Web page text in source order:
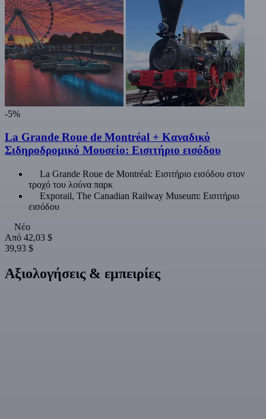
-5%
La Grande Roue de Montréal + Καναδικό
Σιδηροδρομικό Μουσείο: Εισιτήριο εισόδου
La Grande Roue de Montréal: Εισιτήριο εισόδου στον
τροχό του λούνα παρκ
Exporail, The Canadian Railway Museum: Εισιτήριο
εισόδου
Νέο
Από 42,03 $
39,93 $
Αξιολογήσεις & εμπειρίες